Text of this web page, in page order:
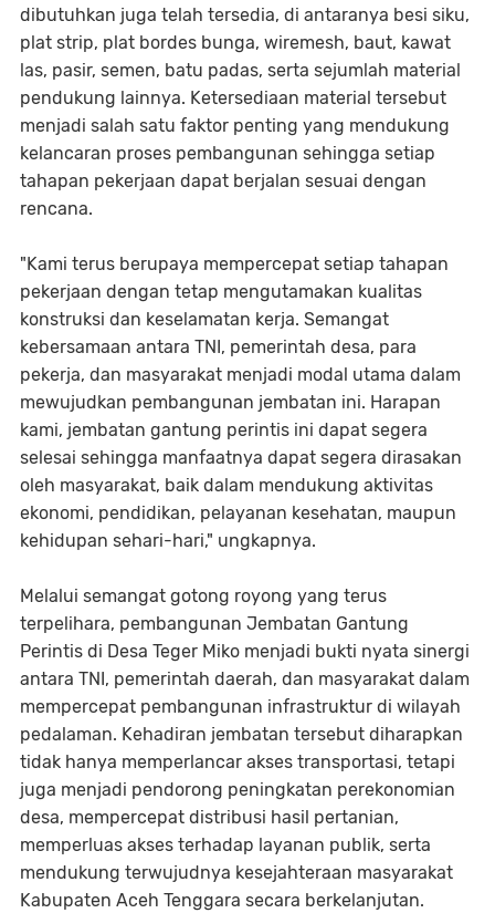
dibutuhkan juga telah tersedia, di antaranya besi siku,
plat strip, plat bordes bunga, wiremesh, baut, kawat
las, pasir, semen, batu padas, serta sejumlah material
pendukung lainnya. Ketersediaan material tersebut
menjadi salah satu faktor penting yang mendukung
kelancaran proses pembangunan sehingga setiap
tahapan pekerjaan dapat berjalan sesuai dengan
rencana.
"Kami terus berupaya mempercepat setiap tahapan
pekerjaan dengan tetap mengutamakan kualitas
konstruksi dan keselamatan kerja. Semangat
kebersamaan antara TNI, pemerintah desa, para
pekerja, dan masyarakat menjadi modal utama dalam
mewujudkan pembangunan jembatan ini. Harapan
kami, jembatan gantung perintis ini dapat segera
selesai sehingga manfaatnya dapat segera dirasakan
oleh masyarakat, baik dalam mendukung aktivitas
ekonomi, pendidikan, pelayanan kesehatan, maupun
kehidupan sehari-hari," ungkapnya.
Melalui semangat gotong royong yang terus
terpelihara, pembangunan Jembatan Gantung
Perintis di Desa Teger Miko menjadi bukti nyata sinergi
antara TNI, pemerintah daerah, dan masyarakat dalam
mempercepat pembangunan infrastruktur di wilayah
pedalaman. Kehadiran jembatan tersebut diharapkan
tidak hanya memperlancar akses transportasi, tetapi
juga menjadi pendorong peningkatan perekonomian
desa, mempercepat distribusi hasil pertanian,
memperluas akses terhadap layanan publik, serta
mendukung terwujudnya kesejahteraan masyarakat
Kabupaten Aceh Tenggara secara berkelanjutan.